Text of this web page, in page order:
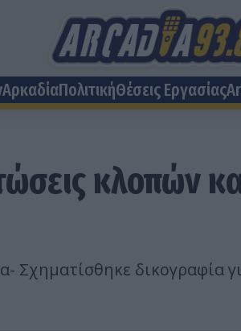
ΑρκαδίαΠολιτικήΘέσεις Eργασίας
κλοπών
Σχηματίσθηκε δικογραφία